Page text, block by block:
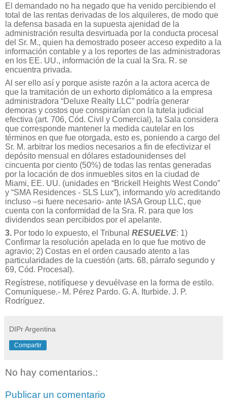
El demandado no ha negado que ha venido percibiendo el
total de las rentas derivadas de los alquileres, de modo que
la defensa basada en la supuesta ajenidad de la
administración resulta desvirtuada por la conducta procesal
del Sr. M., quien ha demostrado poseer acceso expedito a la
información contable y a los reportes de las administradoras
en los EE. UU., información de la cual la Sra. R. se
encuentra privada.
Al ser ello así y porque asiste razón a la actora acerca de
que la tramitación de un exhorto diplomático a la empresa
administradora “Deluxe Realty LLC” podría generar
demoras y costos que conspirarían con la tutela judicial
efectiva (art. 706, Cód. Civil y Comercial), la Sala considera
que corresponde mantener la medida cautelar en los
términos en que fue otorgada, esto es, poniendo a cargo del
Sr. M. arbitrar los medios necesarios a fin de efectivizar el
depósito mensual en dólares estadounidenses del
cincuenta por ciento (50%) de todas las rentas generadas
por la locación de dos inmuebles sitos en la ciudad de
Miami, EE. UU. (unidades en “Brickell Heights West Condo”
y “SMA Residences - SLS Lux”), informando y/o acreditando
incluso –si fuere necesario- ante IASA Group LLC, que
cuenta con la conformidad de la Sra. R. para que los
dividendos sean percibidos por el apelante.
3. Por todo lo expuesto, el Tribunal RESUELVE: 1)
Confirmar la resolución apelada en lo que fue motivo de
agravio; 2) Costas en el orden causado atento a las
particularidades de la cuestión (arts. 68, párrafo segundo y
69, Cód. Procesal).
Regístrese, notifíquese y devuélvase en la forma de estilo.
Comuníquese.- M. Pérez Pardo. G. A. Iturbide. J. P.
Rodríguez.
DIPr Argentina
Compartir
No hay comentarios.:
Publicar un comentario